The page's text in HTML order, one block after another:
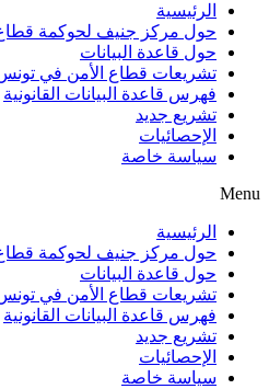
الرئيسية
حول مركز جنيف لحوكمة قطاع
حول قاعدة البيانات
تشريعات قطاع الأمن في تونس:
فهرس قاعدة البيانات القانونية
تشريع جديد
الإحصائيات
سياسة خاصة
Menu
الرئيسية
حول مركز جنيف لحوكمة قطاع
حول قاعدة البيانات
تشريعات قطاع الأمن في تونس:
فهرس قاعدة البيانات القانونية
تشريع جديد
الإحصائيات
سياسة خاصة